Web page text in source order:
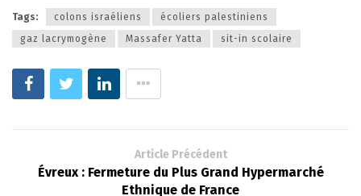
Tags: colons israéliens
écoliers palestiniens
gaz lacrymogène
Massafer Yatta sit-in scolaire
Article Précédent
Évreux : Fermeture du Plus Grand Hypermarché
Ethnique de France